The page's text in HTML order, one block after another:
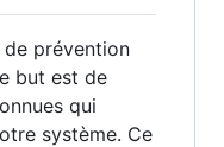
de prévention
but est de
qui
système. Ce